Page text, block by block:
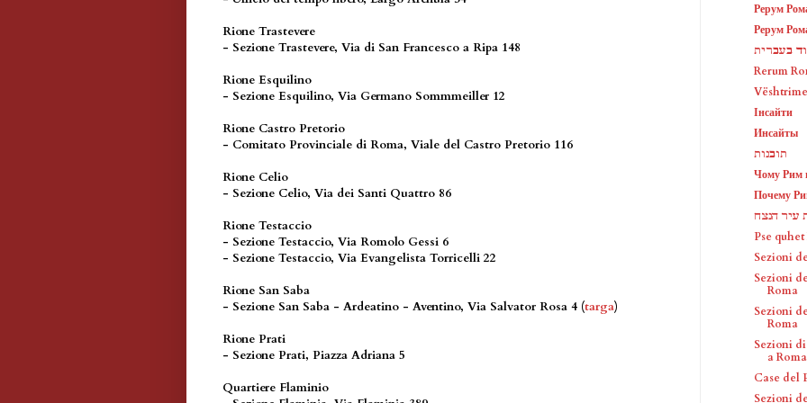
Rione Trastevere
- Sezione Trastevere, Via di San Francesco a Ripa 148
Rione Esquilino
- Sezione Esquilino, Via Germano Sommmeiller 12
Rione Castro Pretorio
- Comitato Provinciale di Roma, Viale del Castro Pretorio 116
Rione Celio
- Sezione Celio, Via dei Santi Quattro 86
Rione Testaccio
- Sezione Testaccio, Via Romolo Gessi 6
- Sezione Testaccio, Via Evangelista Torricelli 22
Rione San Saba
- Sezione San Saba - Ardeatino - Aventino, Via Salvator Rosa 4 (targa)
Rione Prati
- Sezione Prati, Piazza Adriana 5
Quartiere Flaminio
Рерум
Рерум
בעברית
Rerum
Vështrime
Інсайти
Инсайты
תובנות
Чому Рим
Почему
עיר הנצח
Pse
Sezioni
Sezioni
Roma
Sezioni
Roma
Sezioni
a Roma
Case del
Sezioni